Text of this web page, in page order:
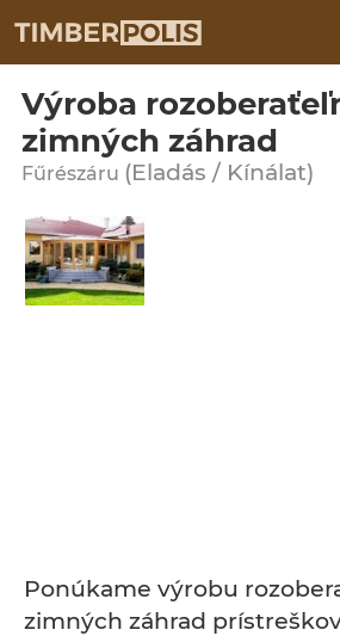
Výroba
zimných záhrad
Fűrészáru (Eladás / Kínálat)
Ponúkame výrobu
zimných záhrad